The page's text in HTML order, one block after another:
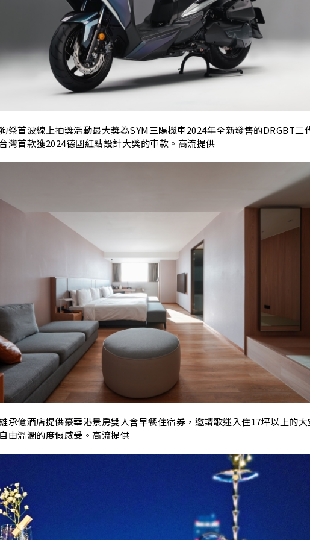
祭首波線上抽獎活動最大獎為SYM三陽機車2024年全新發售的DRGBT二
灣首款獲2024德國紅點設計大獎的車款。高流提供
承億酒店提供豪華港景房雙人含早餐住宿券，邀請歌迷入住17坪以上的大
由溫潤的度假感受。高流提供